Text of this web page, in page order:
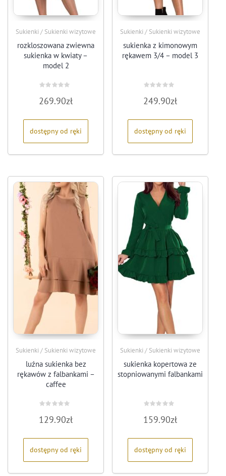
Sukienki / Sukienki wizytowe
rozkloszowana zwiewna
sukienka w kwiaty –
model 2
0
na
269.90zł
dostępny od ręki
Sukienki / Sukienki wizytowe
sukienka z kimonowym
rękawem 3/4 – model 3
0
na
249.90zł
dostępny od ręki
Sukienki / Sukienki wizytowe
luźna sukienka bez
rękawów z falbankami –
caffee
0
na
129.90zł
dostępny od ręki
Sukienki / Sukienki wizytowe
sukienka kopertowa ze
stopniowanymi falbankami
0
na
159.90zł
dostępny od ręki